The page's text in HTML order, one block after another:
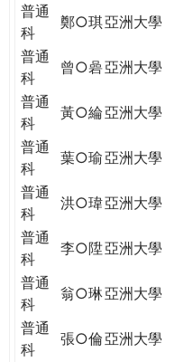
普通
科
鄭○琪亞洲大學
普通
科
曾○碞亞洲大學
普通
科
黃○綸亞洲大學
普通
科
葉○瑜亞洲大學
普通
科
洪○瑋亞洲大學
普通
科
李○陞亞洲大學
普通
科
翁○琳亞洲大學
普通
科
張○倫亞洲大學